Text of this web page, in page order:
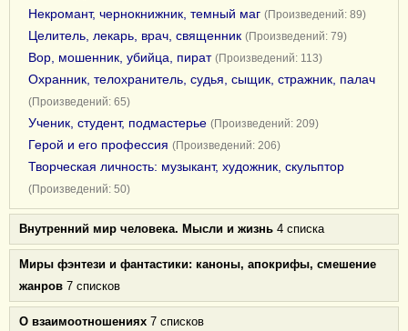
Некромант, чернокнижник, темный маг (Произведений: 89)
Целитель, лекарь, врач, священник (Произведений: 79)
Вор, мошенник, убийца, пират (Произведений: 113)
Охранник, телохранитель, судья, сыщик, стражник, палач
(Произведений: 65)
Ученик, студент, подмастерье (Произведений: 209)
Герой и его профессия (Произведений: 206)
Творческая личность: музыкант, художник, скульптор
(Произведений: 50)
Внутренний мир человека. Мысли и жизнь 4 списка
Миры фэнтези и фантастики: каноны, апокрифы, смешение
жанров 7 списков
О взаимоотношениях 7 списков